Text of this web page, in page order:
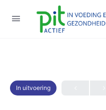
In uitvoering